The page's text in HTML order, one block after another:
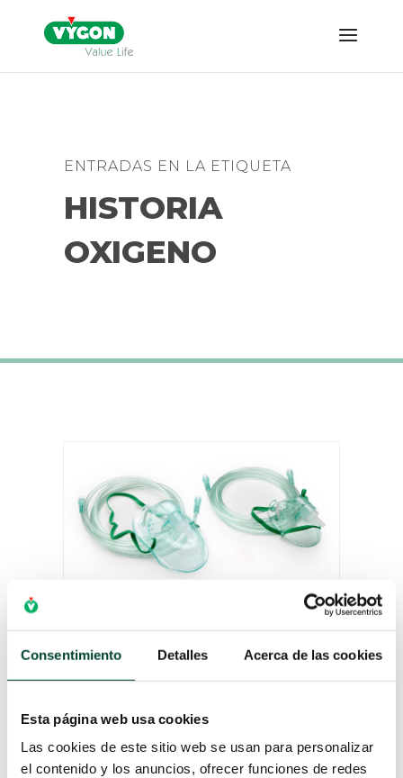
Consentimiento Detalles Acerca de las cookies
Esta página web usa cookies
Las cookies de este sitio web se usan para personalizar
el contenido y los anuncios, ofrecer funciones de redes
ENTRADAS EN LA ETIQUETA
HISTORIA
OXIGENO
OXIGENOTERAPIA
porMelisa Molero|23 Mar 2022
recurso terapéutico utilizado en
pacientes con hipoxemia, tanto en
el ámbito hospitalario como